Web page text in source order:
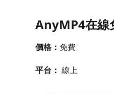
AnyMP4在線
價格： 免費
平台： 線上